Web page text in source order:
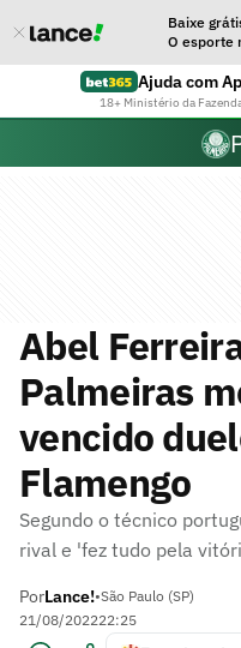
Baixe
O esporte
Ajuda com
18+ Ministério da
Abel
Palmeiras
vencido
Flamengo
Segundo o técnico
rival e 'fez tudo pela
PorLance!•São Paulo (SP)
21/08/202222:25